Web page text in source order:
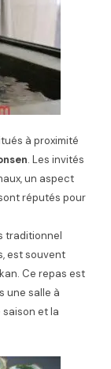
à proximité
. Les invités
un aspect
réputés pour
traditionnel
est souvent
Ce repas est
une salle à
et la